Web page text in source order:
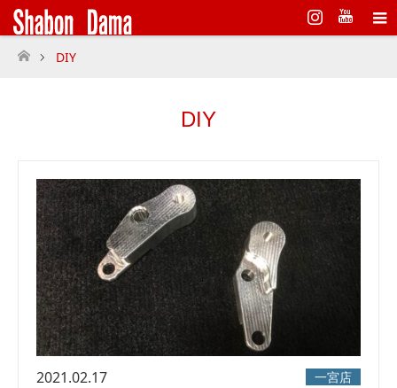
Instagram
ホーム
DIY
DIY
2021.02.17 一宮店